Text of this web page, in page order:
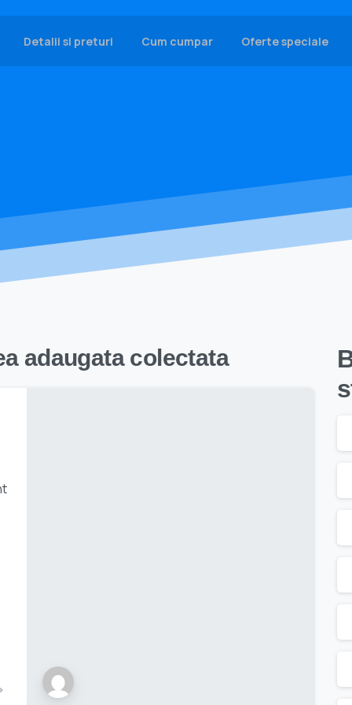
Detalii si preturi Cum cumpar Oferte speciale
adaugata colectata